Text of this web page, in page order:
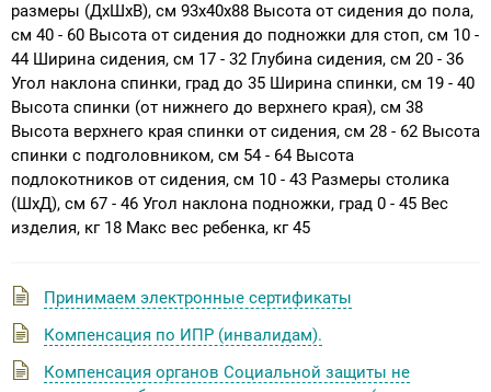
размеры (ДхШхВ), см 93х40х88 Высота от сидения до пола,
см 40 - 60 Высота от сидения до подножки для стоп, см 10 -
44 Ширина сидения, см 17 - 32 Глубина сидения, см 20 - 36
Угол наклона спинки, град до 35 Ширина спинки, см 19 - 40
Высота спинки (от нижнего до верхнего края), см 38
Высота верхнего края спинки от сидения, см 28 - 62 Высота
спинки с подголовником, см 54 - 64 Высота
подлокотников от сидения, см 10 - 43 Размеры столика
(ШхД), см 67 - 46 Угол наклона подножки, град 0 - 45 Вес
изделия, кг 18 Макс вес ребенка, кг 45
Принимаем электронные сертификаты
Компенсация по ИПР (инвалидам).
Компенсация органов Социальной защиты не